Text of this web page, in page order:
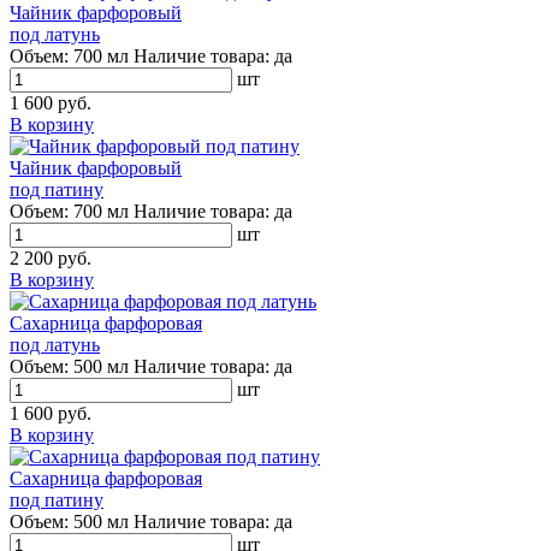
Чайник фарфоровый
под латунь
Объем: 700 мл Наличие товара: да
шт
1 600 руб.
В корзину
Чайник фарфоровый
под патину
Объем: 700 мл Наличие товара: да
шт
2 200 руб.
В корзину
Сахарница фарфоровая
под латунь
Объем: 500 мл Наличие товара: да
шт
1 600 руб.
В корзину
Сахарница фарфоровая
под патину
Объем: 500 мл Наличие товара: да
шт